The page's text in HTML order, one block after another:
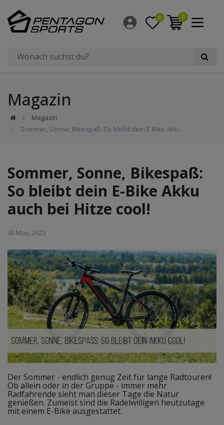
0 0
Magazin
Magazin
Sommer, Sonne, Bikespaß: So bleibt dein E-Bike Akk...
Sommer, Sonne, Bikespaß:
So bleibt dein E-Bike Akku
auch bei Hitze cool!
30 May, 2023
Der Sommer - endlich genug Zeit für lange Radtouren!
Ob allein oder in der Gruppe - immer mehr
Radfahrende sieht man dieser Tage die Natur
genießen. Zumeist sind die Radelwilligen heutzutage
mit einem E-Bike ausgestattet.